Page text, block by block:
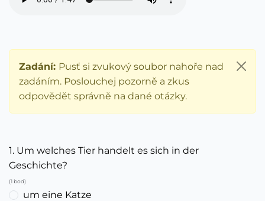
Zadání: Pusť si zvukový soubor nahoře nad
zadáním. Poslouchej pozorně a zkus
odpovědět správně na dané otázky.
1. Um welches Tier handelt es sich in der
Geschichte?
(1 bod)
um eine Katze